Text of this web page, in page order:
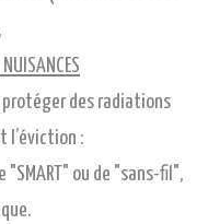
NUISANCES
protéger des radiations
l’éviction :
"SMART" ou de "sans-fil",